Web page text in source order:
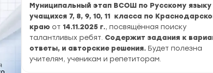
Муниципальный этап ВСОШ по Русскому
учащихся 7, 8, 9, 10, 11 класса по
краю от 14.11.2025 г., посвящённая поиску
талантливых ребят. Содержит задания к
ответы, и авторские решения. Будет полезна
учителям, ученикам и репетиторам.